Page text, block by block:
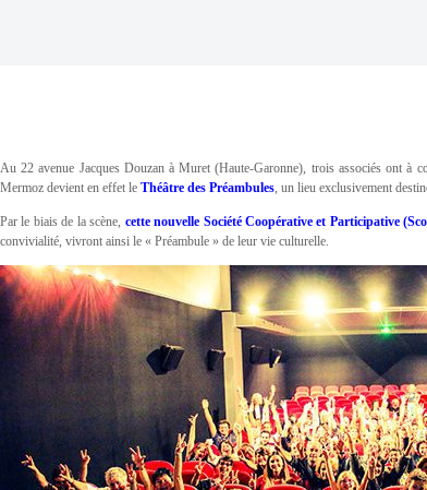
Au 22 avenue Jacques Douzan à Muret (Haute-Garonne), trois associés ont à
Mermoz devient en effet le Théâtre des Préambules, un lieu exclusivement
Par le biais de la scène, cette nouvelle Société Coopérative et Participative
convivialité, vivront ainsi le « Préambule » de leur vie culturelle.